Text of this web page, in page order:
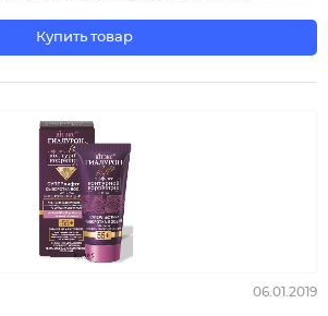
Купить товар
06.01.2019